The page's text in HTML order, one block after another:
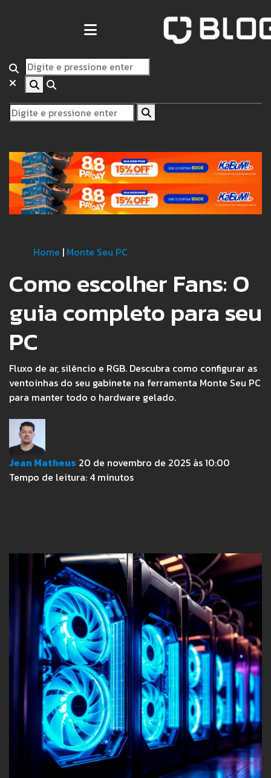
Home | Monte Seu PC
Como escolher Fans: O
guia completo para seu
PC
Fluxo de ar, silêncio e RGB. Descubra como configurar as
ventoinhas do seu gabinete na ferramenta Monte Seu PC
para manter todo o hardware gelado.
Jean Matheus 20 de novembro de 2025 às 10:00
Tempo de leitura: 4 minutos